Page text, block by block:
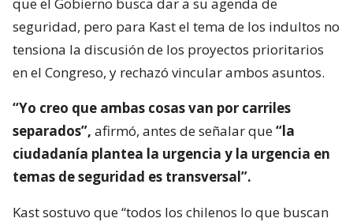
seguridad, pero para Kast el tema de los indultos no
tensiona la discusión de los proyectos prioritarios
en el Congreso, y rechazó vincular ambos asuntos.
“Yo creo que ambas cosas van por carriles
separados”, afirmó, antes de señalar que“la
ciudadanía plantea la urgencia y la urgencia en
temas de seguridad es transversal”.
Kast sostuvo que “todos los chilenos lo que buscan